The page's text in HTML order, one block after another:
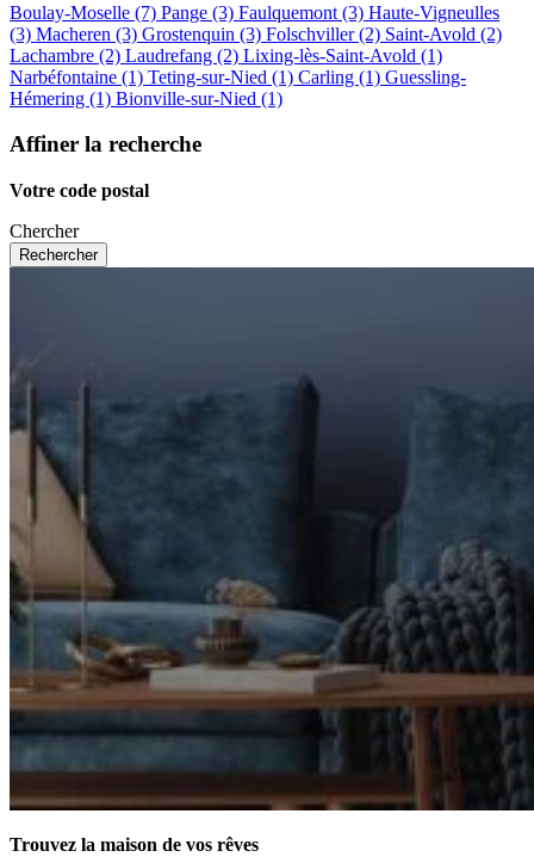
Boulay-Moselle (7) Pange (3) Faulquemont (3) Haute-Vigneulles
(3) Macheren (3) Grostenquin (3) Folschviller (2) Saint-Avold (2)
Lachambre (2) Laudrefang (2) Lixing-lès-Saint-Avold (1)
Narbéfontaine (1) Teting-sur-Nied (1) Carling (1) Guessling-
Hémering (1) Bionville-sur-Nied (1)
Affiner la recherche
Votre code postal
Chercher
Trouvez la maison de vos rêves